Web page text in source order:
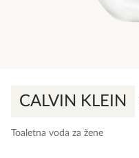
CALVIN KLEIN
Toaletna voda za žene